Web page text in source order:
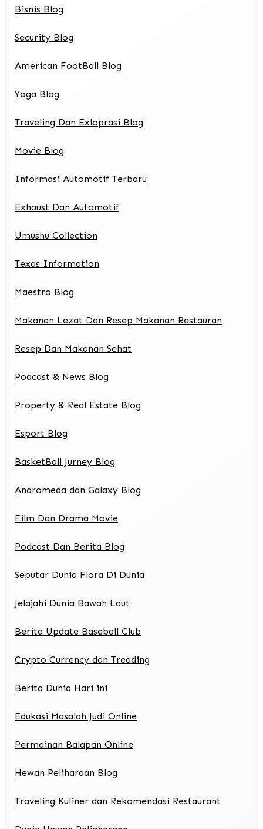
Bisnis Blog
Security Blog
American FootBall Blog
Yoga Blog
Traveling Dan Exloprasi Blog
Movie Blog
Informasi Automotif Terbaru
Exhaust Dan Automotif
Umushu Collection
Texas Information
Maestro Blog
Makanan Lezat Dan Resep Makanan Restauran
Resep Dan Makanan Sehat
Podcast & News Blog
Property & Real Estate Blog
Esport Blog
BasketBall Jurney Blog
Andromeda dan Galaxy Blog
Film Dan Drama Movie
Podcast Dan Berita Blog
Seputar Dunia Flora Di Dunia
Jelajahi Dunia Bawah Laut
Berita Update Baseball Club
Crypto Currency dan Treading
Berita Dunia Hari ini
Edukasi Masalah Judi Online
Permainan Balapan Online
Hewan Peliharaan Blog
Traveling Kuliner dan Rekomendasi Restaurant